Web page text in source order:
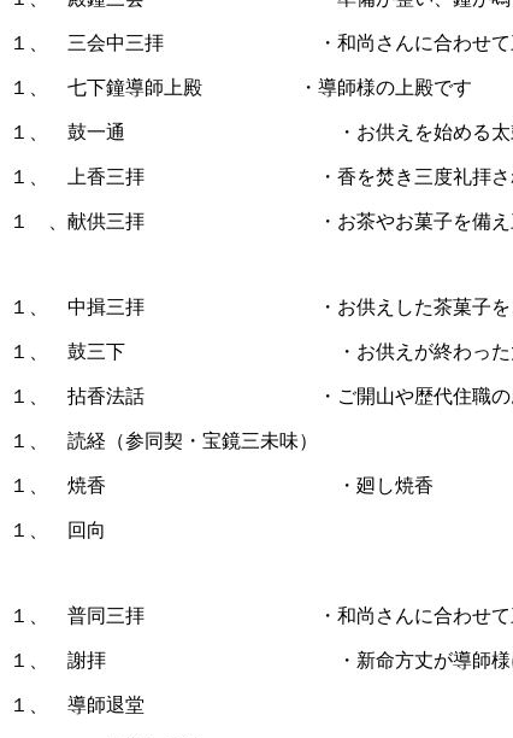
１、 三会中三拝 ・和尚さんに合わせて三度
１、 七下鐘導師上殿 ・導師様の上殿です
１、 鼓一通 ・お供えを始める太鼓が
１、 上香三拝 ・香を焚き三度礼拝さ
１ 、献供三拝 ・お茶やお菓子を備え三度
１、 中揖三拝 ・お供えした茶菓子をどうぞ
１、 鼓三下 ・お供えが終わった太鼓
１、 拈香法話 ・ご開山や歴代住職のお徳
１、 読経（参同契・宝鏡三未味）
１、 焼香 ・廻し焼香
１、 回向
１、 普同三拝 ・和尚さんに合わせて三度
１、 謝拝 ・新命方丈が導師様にお礼
１、 導師退堂